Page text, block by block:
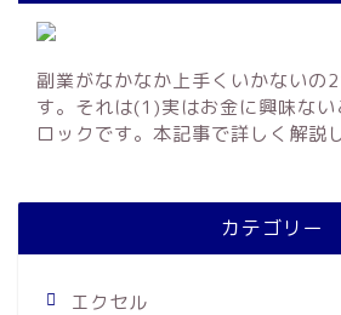
副業がなかなか上手くいかないの
す。それは(1)実はお金に興味な
ロックです。本記事で詳しく解説
カテゴリー
エクセル